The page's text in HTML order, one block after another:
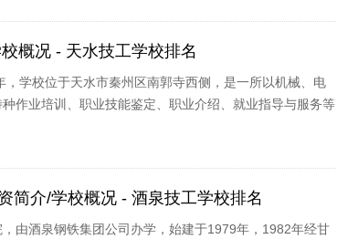
概况 - 天水技工学校排名
学校位于天水市秦州区南郭寺西侧，是一所以机械、电
作业培训、职业技能鉴定、职业介绍、就业指导与服务等
简介/学校概况 - 酒泉技工学校排名
由酒泉钢铁集团公司办学，始建于1979年，1982年经甘